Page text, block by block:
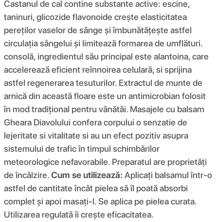
Castanul de cal contine substante active: escine,
taninuri, glicozide flavonoide crește elasticitatea
pereților vaselor de sânge și îmbunătățește astfel
circulația sângelui și limitează formarea de umflături.
consolă, ingredientul său principal este alantoina, care
accelerează eficient reînnoirea celulară, si sprijina
astfel regenerarea tesuturilor. Extractul de munte de
arnică din această floare este un antimicrobian folosit
în mod tradițional pentru vânătăi. Masajele cu balsam
Gheara Diavolului confera corpului o senzatie de
lejeritate si vitalitate si au un efect pozitiv asupra
sistemului de trafic în timpul schimbărilor
meteorologice nefavorabile. Preparatul are proprietăți
de încălzire.Cum se utilizează: Aplicați balsamul într-o
astfel de cantitate încât pielea să îl poată absorbi
complet și apoi masați-l. Se aplica pe pielea curata.
Utilizarea regulată îi crește eficacitatea.